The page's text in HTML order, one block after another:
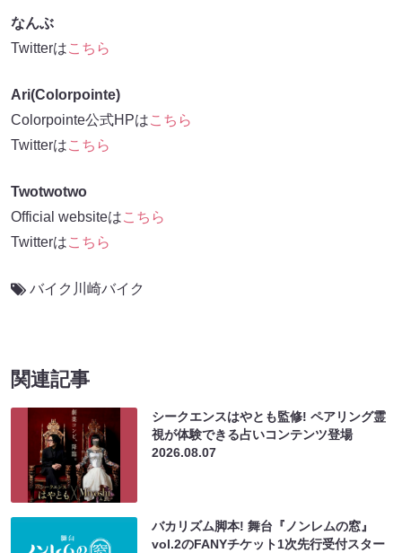
なんぶ
Twitterはこちら
Ari(Colorpointe)
Colorpointe公式HPはこちら
Twitterはこちら
Twotwotwo
Official websiteはこちら
Twitterはこちら
バイク川崎バイク
関連記事
シークエンスはやとも監修! ペアリング霊
視が体験できる占いコンテンツ登場
2026.08.07
バカリズム脚本! 舞台『ノンレムの窓』
vol.2のFANYチケット1次先行受付スター